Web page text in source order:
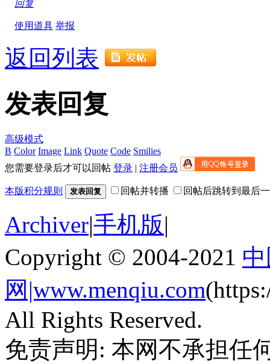
回复
使用道具 举报
返回列表
发表回复
高级模式
B Color Image Link Quote Code Smilies
您需要登录后才可以回帖 登录 | 注册会员
本版积分规则 发表回复 回帖并转播 回帖后跳转到最后
Archiver|手机版|
Copyright © 2004-2021
网|www.menqiu.com
All Rights Reserved.
免责声明: 本网不承担任